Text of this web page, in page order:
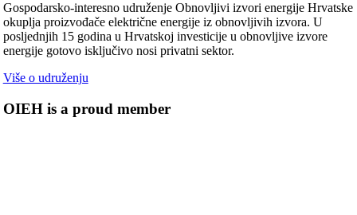
Gospodarsko-interesno udruženje Obnovljivi izvori energije Hrvatske
okuplja proizvođače električne energije iz obnovljivih izvora. U
posljednjih 15 godina u Hrvatskoj investicije u obnovljive izvore
energije gotovo isključivo nosi privatni sektor.
Više o udruženju
OIEH is a proud member